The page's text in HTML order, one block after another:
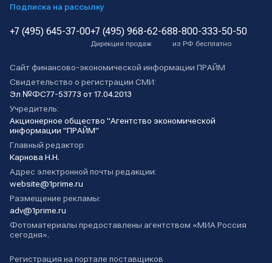
Подписка на рассылку
+7 (495) 645-37-00+7 (495) 968-62-68
Дирекция продаж
8-800-333-50-50
из РФ бесплатно
Сайт финансово-экономической информации ПРАЙМ
Свидетельство о регистрации СМИ:
Эл №ФС77-53773 от 17.04.2013
Учредитель:
Акционерное общество "Агентство экономической
информации "ПРАЙМ"
Главный редактор:
Карнова Н.Н.
Адрес электронной почты редакции:
website@1prime.ru
Размещение рекламы:
adv@1prime.ru
Фотоматериалы предоставлены агентством «МИА Россия
сегодня».
Регистрация на портале поставщиков